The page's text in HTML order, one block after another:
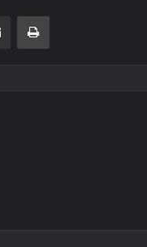
E-Posta ile paylaş Yazdır